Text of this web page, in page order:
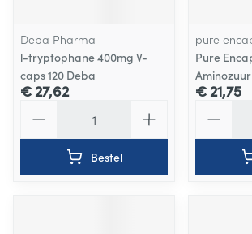
Deba Pharma
l-tryptophane 400mg V-
caps 120 Deba
€ 27,62
Bestel
pure
Pure
€ 21,75